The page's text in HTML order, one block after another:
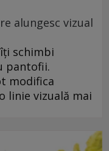
alungesc vizual
schimbi
pantofii.
modifica
linie vizuală mai